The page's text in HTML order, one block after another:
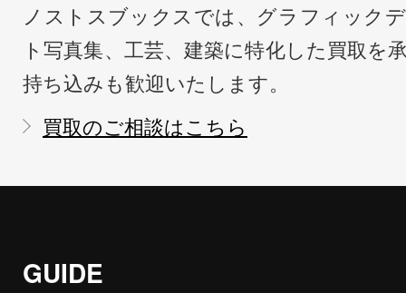
ノストスブックスでは、グラフィック
ト写真集、工芸、建築に特化した買取を
持ち込みも歓迎いたします。
買取のご相談はこちら
GUIDE